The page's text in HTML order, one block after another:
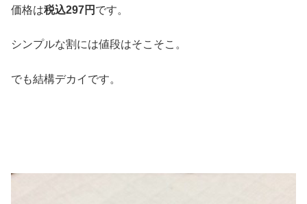
価格は税込297円 です。
シンプルな割には値段はそこそこ。
でも結構デカイです。